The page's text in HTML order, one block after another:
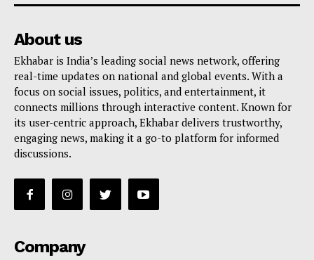
About us
Ekhabar is India’s leading social news network, offering
real-time updates on national and global events. With a
focus on social issues, politics, and entertainment, it
connects millions through interactive content. Known for
its user-centric approach, Ekhabar delivers trustworthy,
engaging news, making it a go-to platform for informed
discussions.
Company